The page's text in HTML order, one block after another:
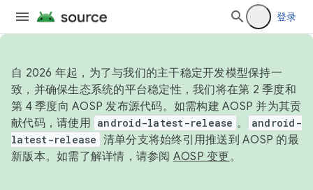
登录
自 2026 年起，为了与我们的主干稳定开发模型保持一
致，并确保生态系统的平台稳定性，我们将在第 2 季度和
第 4 季度向 AOSP 发布源代码。如需构建 AOSP 并为其贡
献代码，请使用 android-latest-release 。
android-
latest-release 清单分支将始终引用推送到 AOSP 的最
新版本。如需了解详情，请参阅 AOSP 变更。